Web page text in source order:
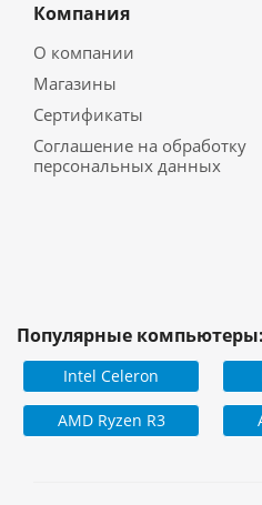
Компания
О компании
Магазины
Сертификаты
Соглашение на обработку
персональных данных
Популярные компьютеры:
Intel Celeron
AMD Ryzen R3